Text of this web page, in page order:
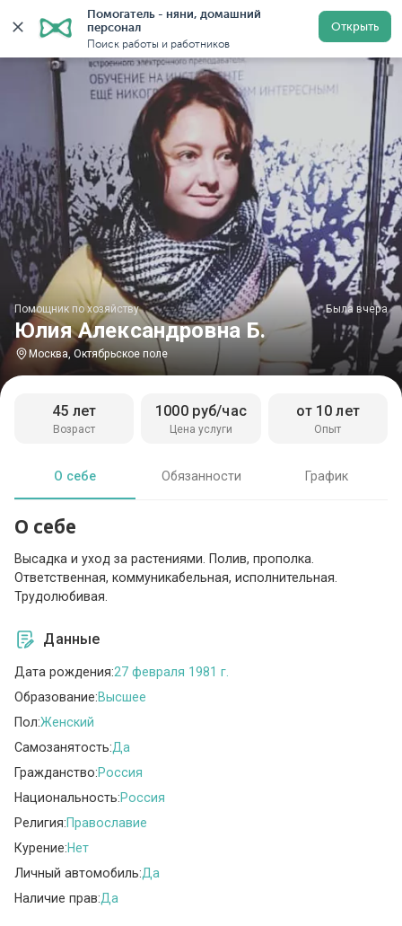
Помогатель - няни, домашний
персонал
Поиск работы и работников
Открыть
Главная Помощники по хозяйству Помощник по
Юлия Александровна Б.
Помощник по хозяйству Была вчера
Москва, Октябрьское поле
Возраст
45 лет
Цена услуги
1000 руб/час
Опыт
от 10 лет
О себе Обязанности График
О себе
Высадка и уход за растениями. Полив, прополка.
Ответственная, коммуникабельная, исполнительная.
Трудолюбивая.
Данные
Дата рождения:27 февраля 1981 г.
Образование:Высшее
Пол:Женский
Самозанятость:Да
Гражданство:Россия
Национальность:Россия
Религия:Православие
Курение:Нет
Личный автомобиль:Да
Наличие прав:Да